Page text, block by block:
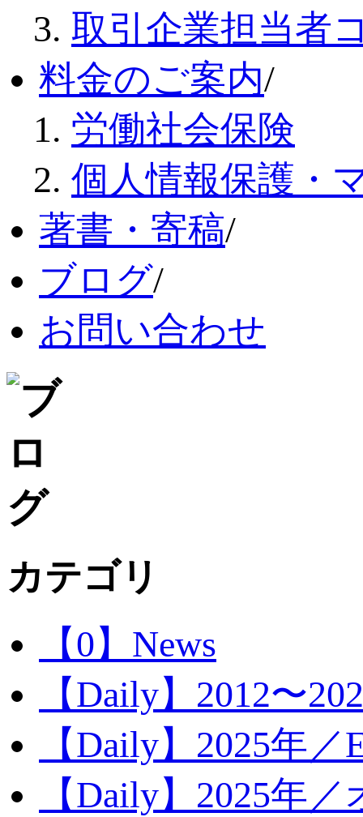
取引企業担当者
料金のご案内/
労働社会保険
個人情報保護・
著書・寄稿/
ブログ/
お問い合わせ
カテゴリ
【0】News
【Daily】2012〜
【Daily】2025年／
【Daily】2025年